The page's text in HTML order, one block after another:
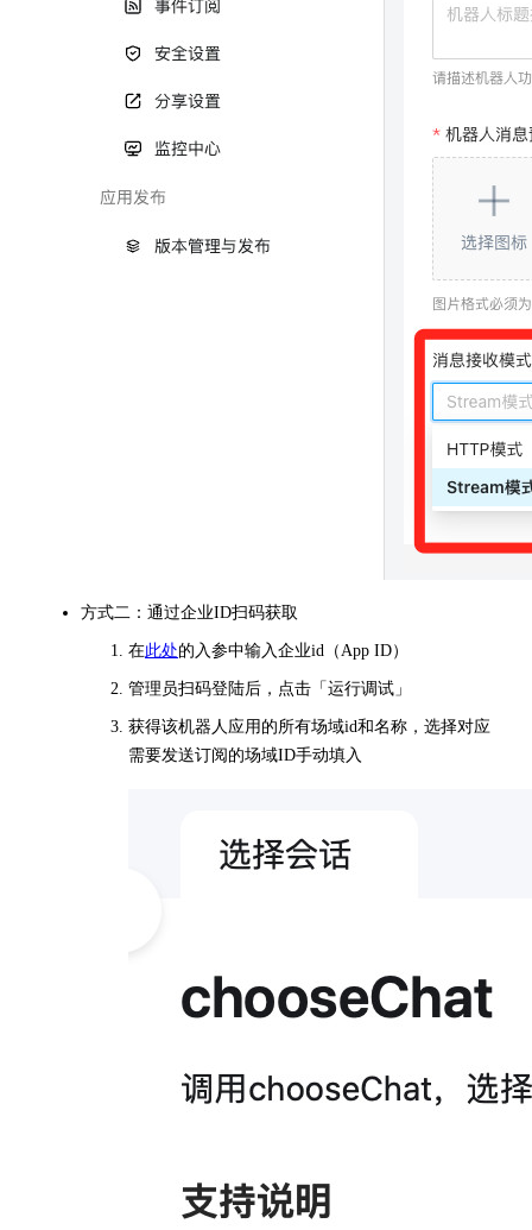
方式二：通过企业ID扫码获取
在此处的入参中输入企业id（App ID）
管理员扫码登陆后，点击「运行调试」
获得该机器人应用的所有场域id和名称，选择对应
需要发送订阅的场域ID手动填入